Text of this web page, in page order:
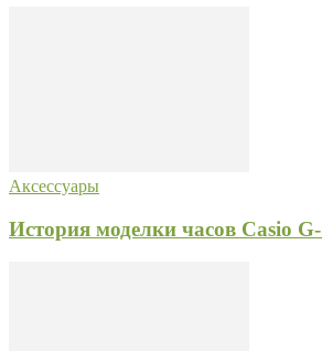
Аксессуары
История моделки часов Casio